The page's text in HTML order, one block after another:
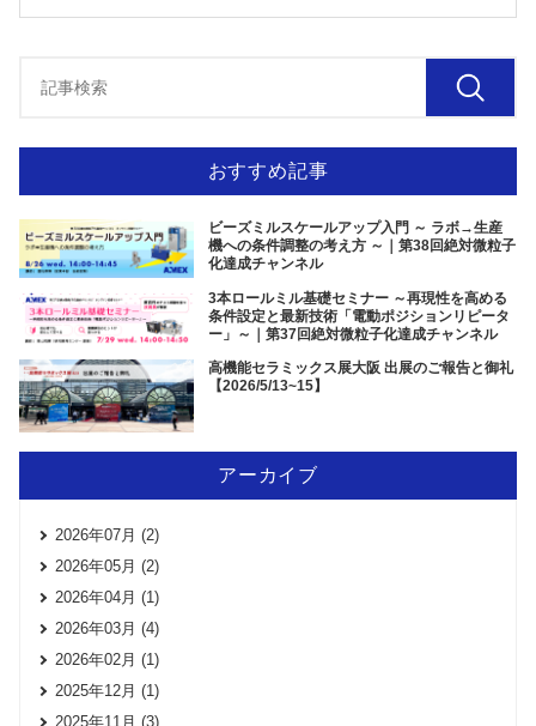
おすすめ記事
ビーズミルスケールアップ入門 ～ ラボ→生産
機への条件調整の考え方 ～｜第38回絶対微粒子
化達成チャンネル
3本ロールミル基礎セミナー ～再現性を高める
条件設定と最新技術「電動ポジションリピータ
ー」～｜第37回絶対微粒子化達成チャンネル
高機能セラミックス展大阪 出展のご報告と御礼
【2026/5/13~15】
アーカイブ
2026年07月 (2)
2026年05月 (2)
2026年04月 (1)
2026年03月 (4)
2026年02月 (1)
2025年12月 (1)
2025年11月 (3)